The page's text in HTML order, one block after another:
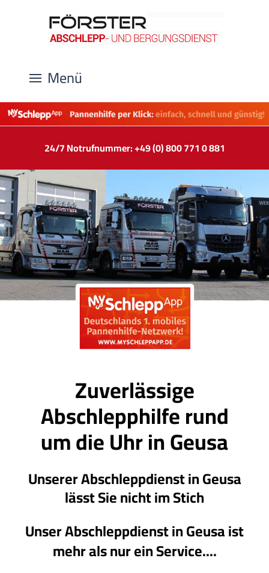
Menü
24/7 Notrufnummer: +49 (0) 800 771 0 881
Zuverlässige
Abschlepphilfe rund
um die Uhr in Geusa
Unserer Abschleppdienst in Geusa
lässt Sie nicht im Stich
Unser Abschleppdienst in Geusa ist
mehr als nur ein Service....